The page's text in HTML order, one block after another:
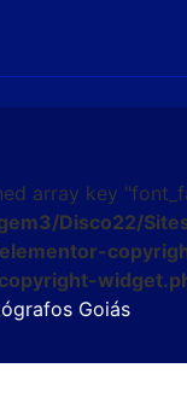
array key
Disco22/
Goiás